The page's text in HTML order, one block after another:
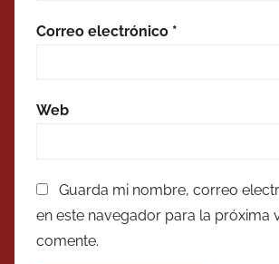
Correo electrónico *
Web
Guarda mi nombre, correo
en este navegador para la próxima
comente.